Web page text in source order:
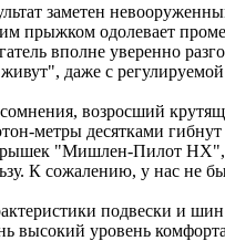
заметен
прыжком одолевает
вполне уверенно
даже с
возросший
метры десятками
"Мишлен-Пилот НХ",
К сожалению, у нас не
подвески и
высокий уровень